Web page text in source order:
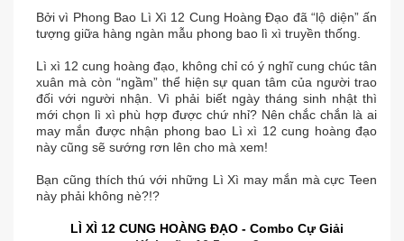
Bởi vì Phong Bao Lì Xì 12 Cung Hoàng Đạo đã “lộ diện” ấn
tượng giữa hàng ngàn mẫu phong bao lì xì truyền thống.
Lì xì 12 cung hoàng đạo, không chỉ có ý nghĩ cung chúc tân
xuân mà còn “ngầm” thể hiện sự quan tâm của người trao
đối với người nhận. Vì phải biết ngày tháng sinh nhật thì
mới chọn lì xì phù hợp được chứ nhỉ? Nên chắc chắn là ai
may mắn được nhận phong bao Lì xì 12 cung hoàng đạo
này cũng sẽ sướng rơn lên cho mà xem!
Bạn cũng thích thú với những Lì Xì may mắn mà cực Teen
này phải không nè?!?
LÌ XÌ 12 CUNG HOÀNG ĐẠO - Combo Cự Giải